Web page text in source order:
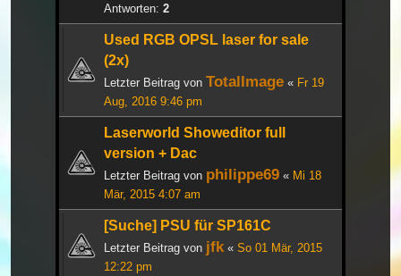
Antworten: 2
Used RGB OPSL laser for sale
(2x)
Letzter Beitrag von TotalImage « Fr 19
Aug, 2016 9:46 pm
Laserworld Showeditor full
version + Dac
Letzter Beitrag von philippe69 « Mi 18
Mär, 2015 4:07 am
[Suche] PSU für SP161C
Letzter Beitrag von jfk « So 01 Mär, 2015
12:22 pm